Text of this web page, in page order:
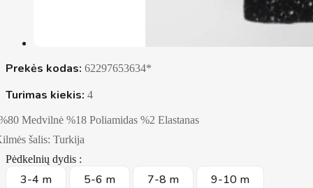
Prekės kodas: 62297653634*
Turimas kiekis: 4
Medvilnė %18 Poliamidas %2 Elastanas
šalis: Turkija
Pėdkelnių dydis :
3-4 m 5-6 m 7-8 m 9-10 m